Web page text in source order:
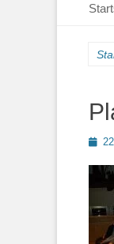
Inhalt
Inhalt
Posted